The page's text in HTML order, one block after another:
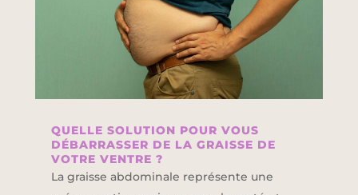
QUELLE SOLUTION POUR VOUS
DÉBARRASSER DE LA GRAISSE DE
VOTRE VENTRE ?
La graisse abdominale représente une